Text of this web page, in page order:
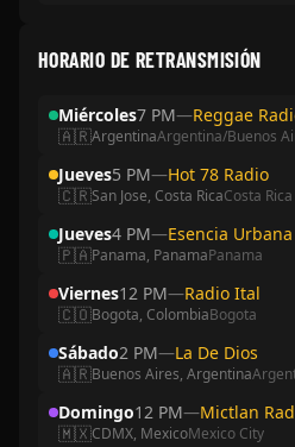
HORARIO DE RETRANSMISIÓN
Miércoles7 PM—Reggae
🇦🇷ArgentinaArgentina/Buenos
Jueves5 PM—Hot 78 Radio
🇨🇷San Jose, Costa RicaCosta Rica
Jueves4 PM—Esencia Urbana
🇵🇦Panama, PanamaPanama
Viernes12 PM—Radio Ital
🇨🇴Bogota, ColombiaBogota
Sábado2 PM—La De Dios
🇦🇷Buenos Aires, Argentina
Domingo12 PM—Mictlan
🇲🇽CDMX, MexicoMexico City